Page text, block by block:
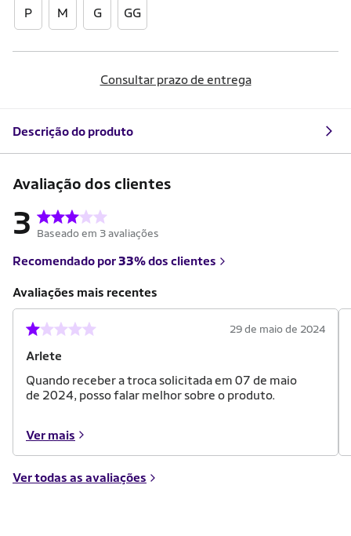
P M G GG
Consultar prazo de entrega
Descrição do produto
Avaliação dos clientes
3 Baseado em 3 avaliações
Recomendado por33%dos clientes
Avaliações mais recentes
Arlete
29 de maio de 2024
Quando receber a troca solicitada em 07 de maio
de 2024, posso falar melhor sobre o produto.
Ver mais
Ver todas as avaliações